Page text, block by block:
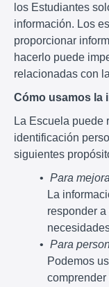
los Estudiantes
información. Los
proporcionar
hacerlo puede
relacionadas con
Cómo usamos la
La Escuela puede
identificación
siguientes
Para
La
responder
Para
Podemos